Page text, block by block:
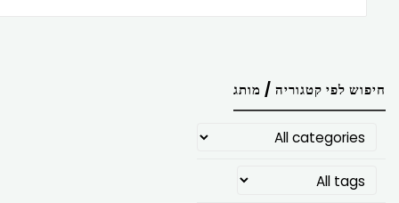
חיפוש לפי קטגוריה / מותג